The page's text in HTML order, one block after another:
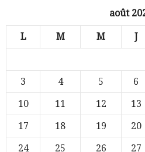
août
L M M J
3
4 5 6
10
11 12 13
17
18 19 20
24
25 26 27